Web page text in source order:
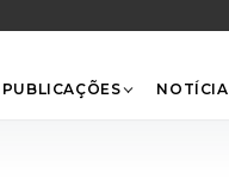
PUBLICAÇÕES
Top